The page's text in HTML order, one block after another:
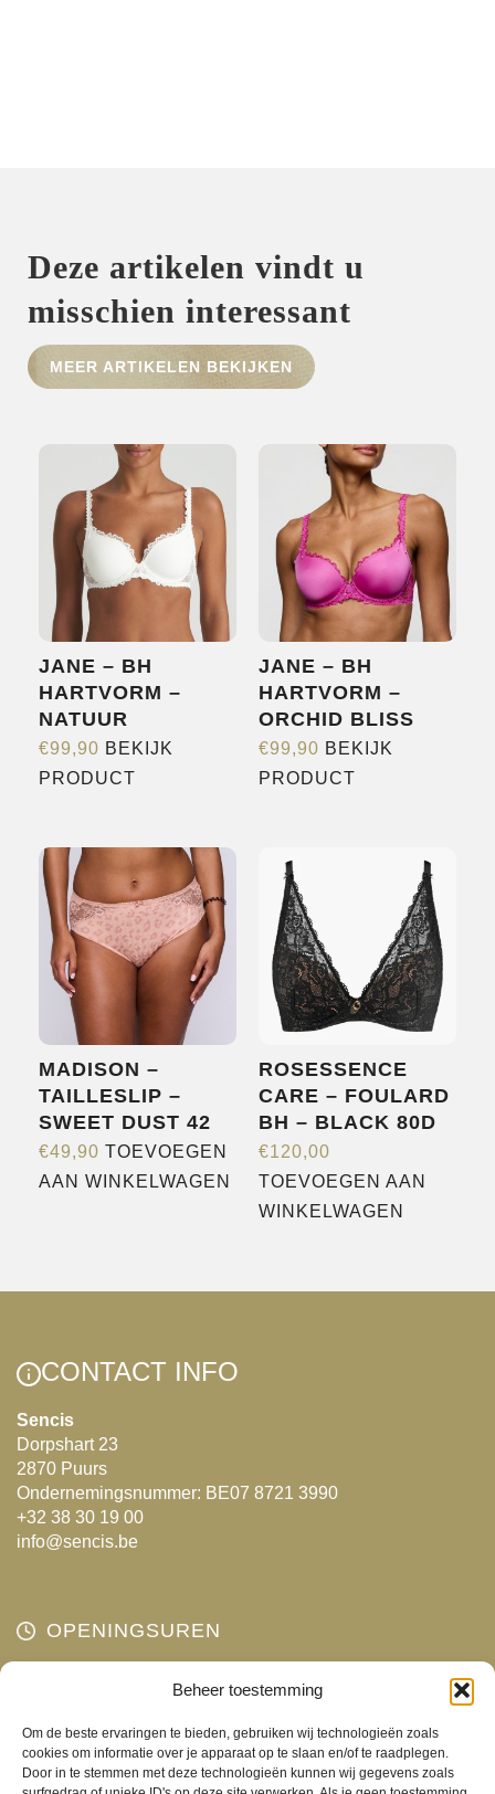
Beheer toestemming
Om de beste ervaringen te bieden, gebruiken wij technologieën zoals
cookies om informatie over je apparaat op te slaan en/of te raadplegen.
Door in te stemmen met deze technologieën kunnen wij gegevens zoals
HOME
SHOP
NIEUWS
CONTACT
Deze artikelen vindt u
misschien interessant
MEER ARTIKELEN BEKIJKEN
JANE – BH
HARTVORM –
NATUUR
€99,90 BEKIJK
PRODUCT
meerdere
variaties.
Deze
optie
kan
gekozen
worden
op
de
productpagina
JANE – BH
HARTVORM –
ORCHID BLISS
€99,90 BEKIJK
PRODUCT
meerdere
variaties.
Deze
optie
kan
gekozen
op
de
productpagina
MADISON –
TAILLESLIP –
SWEET DUST 42
€49,90 TOEVOEGEN
AAN WINKELWAGEN
ROSESSENCE
CARE – FOULARD
BH – BLACK 80D
€120,00
TOEVOEGEN AAN
WINKELWAGEN
CONTACT INFO
Sencis
Dorpshart 23
2870 Puurs
Ondernemingsnummer: BE07 8721 3990
+32 38 30 19 00
info@sencis.be
OPENINGSUREN
Gesloten
Woensdag
10:00 - 18:00
Donderdag
10:00 - 18:00